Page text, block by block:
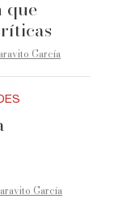
que
García
García